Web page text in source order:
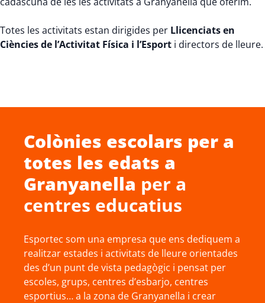
Totes les activitats estan dirigides per Llicenciats en
Ciències de l’Activitat Física i l’Esport i directors de lleure.
Colònies escolars per a
totes les edats a
Granyanella per a
centres educatius
Esportec som una empresa que ens dediquem a
realitzar estades i activitats de lleure orientades
des d’un punt de vista pedagògic i pensat per
escoles, grups, centres d’esbarjo, centres
esportius… a la zona de Granyanella i crear